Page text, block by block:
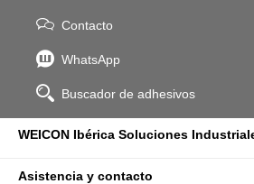
Contacto
WhatsApp
Buscador de adhesivos
WEICON Ibérica Soluciones
Asistencia y contacto